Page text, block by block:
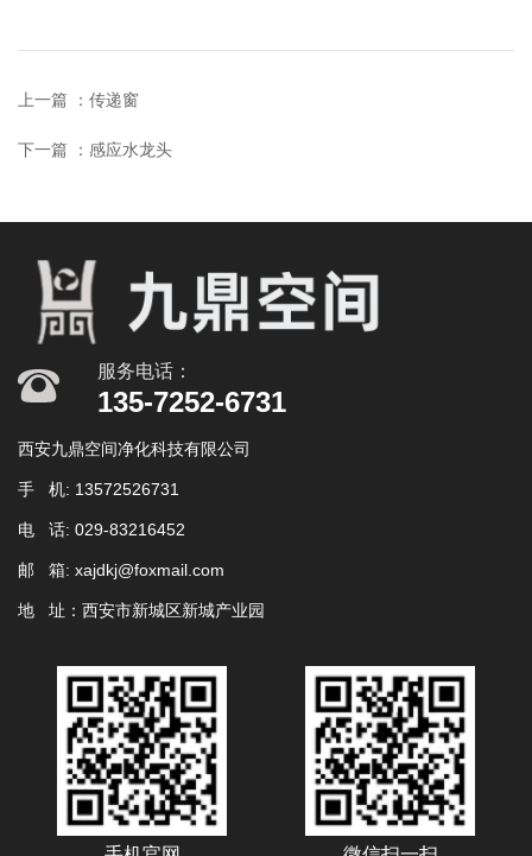
上一篇 ： 传递窗
下一篇 ： 感应水龙头
找不到任何内容
服务电话：
135-7252-6731
西安九鼎空间净化科技有限公司
手 机: 13572526731
电 话: 029-83216452
邮 箱: xajdkj@foxmail.com
地 址：西安市新城区新城产业园